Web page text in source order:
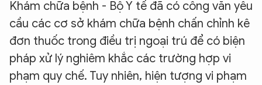
Khám chữa bệnh - Bộ Y tế đã có công văn yêu
cầu các cơ sở khám chữa bệnh chấn chỉnh kê
đơn thuốc trong điều trị ngoại trú để có biện
pháp xử lý nghiêm khắc các trường hợp vi
phạm quy chế. Tuy nhiên, hiện tượng vi phạm